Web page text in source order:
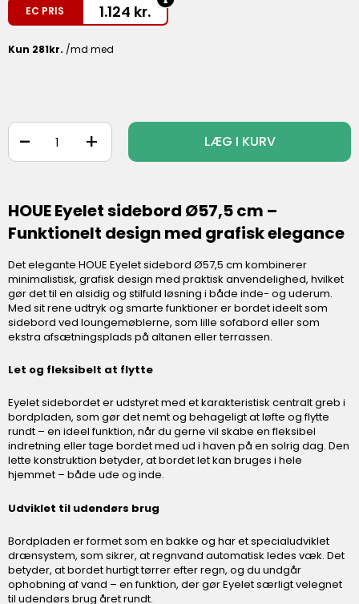
EC PRIS 1.124 kr.
+
- LÆG I KURV
HOUE Eyelet sidebord Ø57,5 cm –
Funktionelt design med grafisk elegance
Det elegante HOUE Eyelet sidebord Ø57,5 cm kombinerer
minimalistisk, grafisk design med praktisk anvendelighed, hvilket
gør det til en alsidig og stilfuld løsning i både inde- og uderum.
Med sit rene udtryk og smarte funktioner er bordet ideelt som
sidebord ved loungemøblerne, som lille sofabord eller som
ekstra afsætningsplads på altanen eller terrassen.
Let og fleksibelt at flytte
Eyelet sidebordet er udstyret med et karakteristisk centralt greb i
bordpladen, som gør det nemt og behageligt at løfte og flytte
rundt – en ideel funktion, når du gerne vil skabe en fleksibel
indretning eller tage bordet med ud i haven på en solrig dag. Den
lette konstruktion betyder, at bordet let kan bruges i hele
hjemmet – både ude og inde.
Udviklet til udendørs brug
Bordpladen er formet som en bakke og har et specialudviklet
drænsystem, som sikrer, at regnvand automatisk ledes væk. Det
betyder, at bordet hurtigt tørrer efter regn, og du undgår
ophobning af vand – en funktion, der gør Eyelet særligt velegnet
til udendørs brug året rundt.